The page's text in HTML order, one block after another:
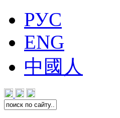
РУС
ENG
中國人